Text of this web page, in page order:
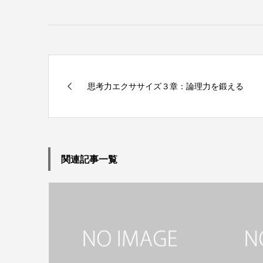
思考力エクササイズ３章：論理力を鍛える
関連記事一覧